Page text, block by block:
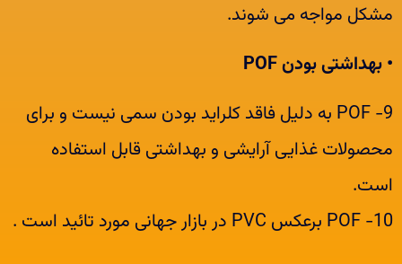
مشکل مواجه می شوند.
• بهداشتی بودن POF
9- POF به دلیل فاقد کلراید بودن سمی نیست و برای
محصولات غذایی آرایشی و بهداشتی قابل استفاده
است.
10- POF برعکس PVC در بازار جهانی مورد تائید است .